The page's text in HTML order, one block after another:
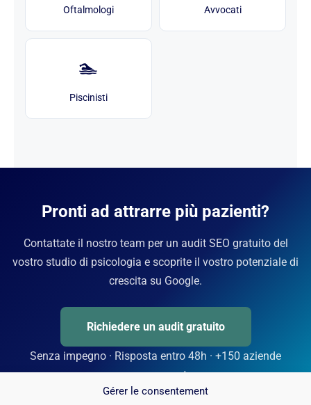
Gérer le consentement
Oftalmologi Avvocati
🏊
Piscinisti
Pronti ad attrarre più pazienti?
Contattate il nostro team per un audit SEO gratuito del
vostro studio di psicologia e scoprite il vostro potenziale di
crescita su Google.
Richiedere un audit gratuito
Senza impegno · Risposta entro 48h · +150 aziende
accompagnate